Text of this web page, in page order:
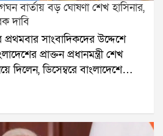
বার্তায় বড় ঘোষণা শেখ হাসিনার,
দাবি
সাংবাদিকদের উদ্দেশে
প্রাক্তন প্রধানমন্ত্রী শেখ
দিলেন, ডিসেম্বরে বাংলাদেশে
তবে ঠিক কোন দিনে ফিরবেন, তা
তিনি। বক্তব্য রাখতে গিয়ে
পড়েন শেখ হাসিনা।অডিয়ো
বাংলাদেশের সঙ্গে তাঁর সম্পর্ক